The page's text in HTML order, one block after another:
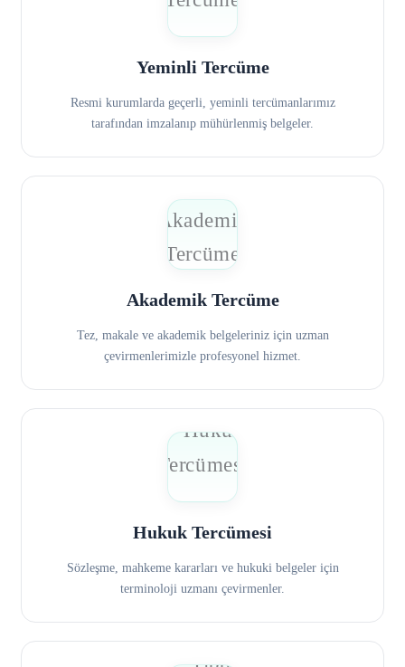
Yeminli Tercüme
Resmi kurumlarda geçerli, yeminli tercümanlarımız
tarafından imzalanıp mühürlenmiş belgeler.
Akademik Tercüme
Tez, makale ve akademik belgeleriniz için uzman
çevirmenlerimizle profesyonel hizmet.
Hukuk Tercümesi
Sözleşme, mahkeme kararları ve hukuki belgeler için
terminoloji uzmanı çevirmenler.